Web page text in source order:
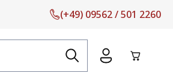
(+49) 09562 / 501 2260